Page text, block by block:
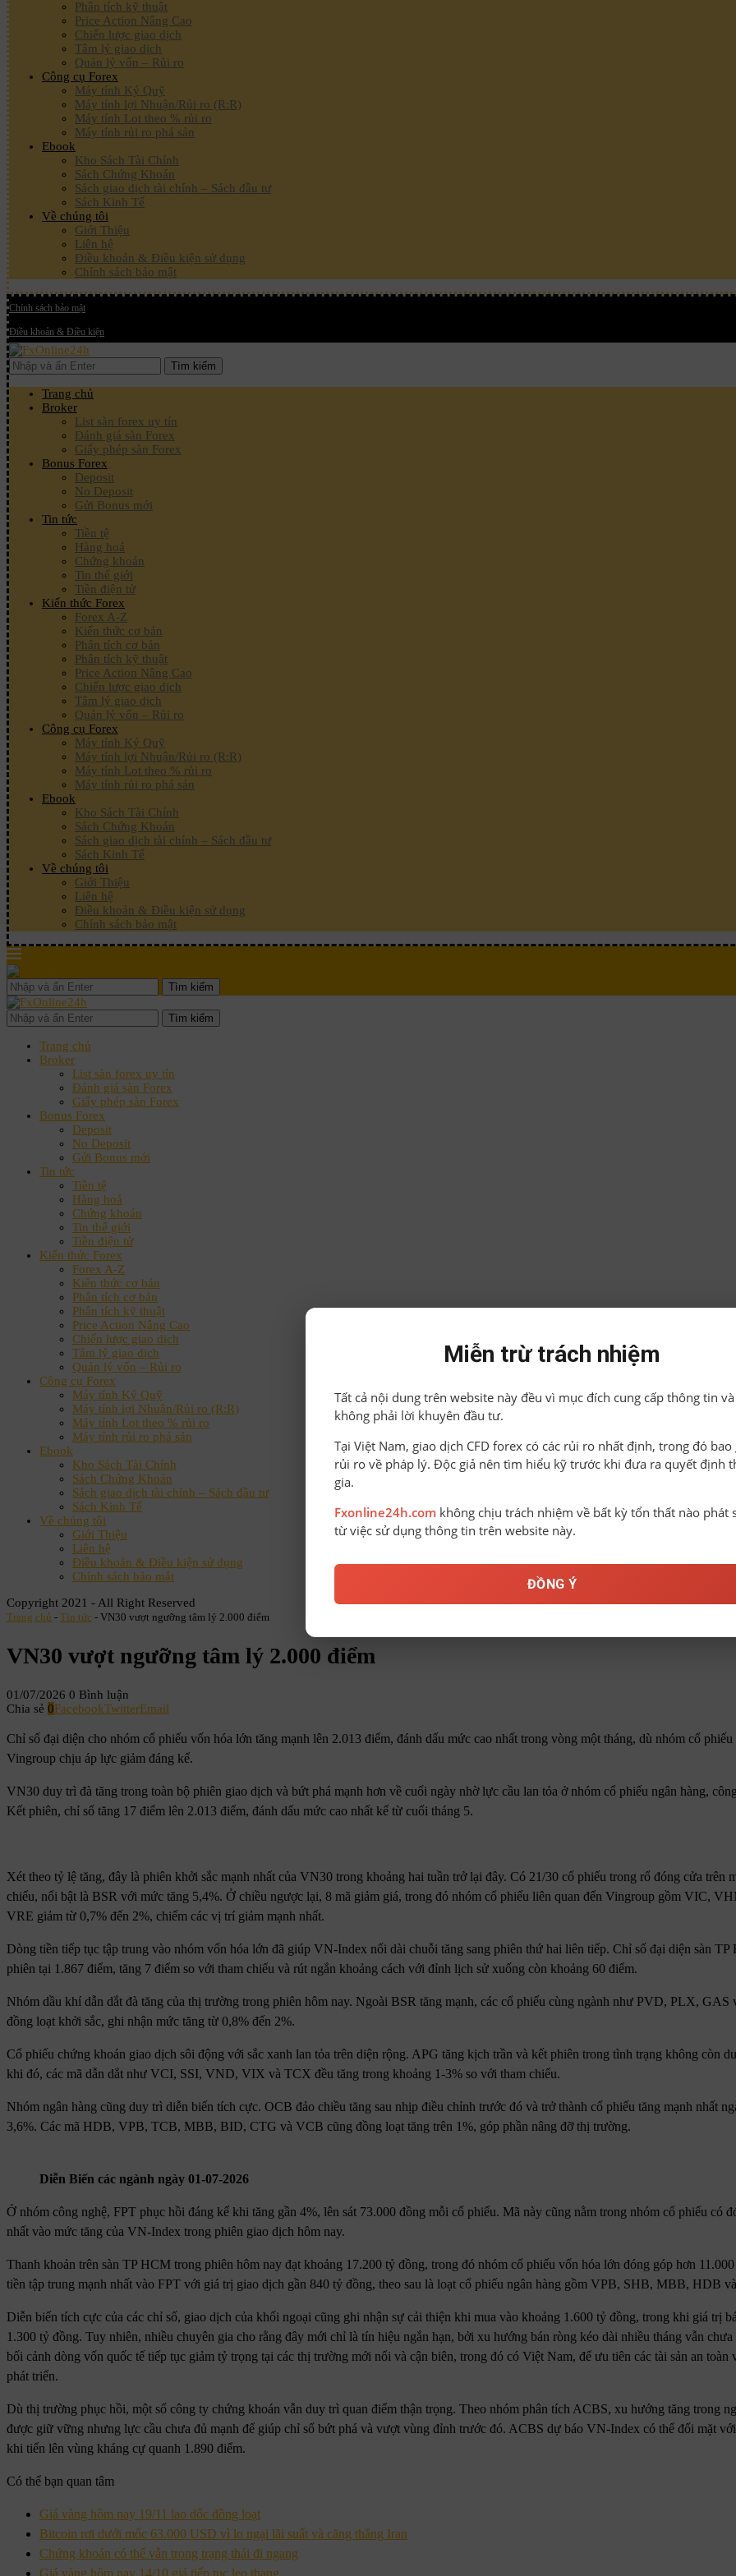
Phân tích kỹ thuật
Price Action Nâng Cao
Chiến lược giao dịch
Tâm lý giao dịch
Quản lý vốn – Rủi ro
Công cụ Forex
Máy tính Ký Quỹ
Máy tính lợi Nhuận/Rủi ro (R:R)
Máy tính Lot theo % rủi ro
Máy tính rủi ro phá sản
Ebook
Kho Sách Tài Chính
Sách Chứng Khoán
Sách giao dịch tài chính – Sách đầu tư
Sách Kinh Tế
Về chúng tôi
Giới Thiệu
Liên hệ
Điều khoản & Điều kiện sử dụng
Chính sách bảo mật
Chính sách bảo mật
Điều khoản & Điều kiện
Tìm kiếm
Trang chủ
Broker
List sàn forex uy tín
Đánh giá sàn Forex
Giấy phép sàn Forex
Bonus Forex
Deposit
No Deposit
Gửi Bonus mới
Tin tức
Tiền tệ
Hàng hoá
Chứng khoán
Tin thế giới
Tiền điện tử
Kiến thức Forex
Forex A-Z
Kiến thức cơ bản
Phân tích cơ bản
Phân tích kỹ thuật
Price Action Nâng Cao
Chiến lược giao dịch
Tâm lý giao dịch
Quản lý vốn – Rủi ro
Công cụ Forex
Máy tính Ký Quỹ
Máy tính lợi Nhuận/Rủi ro (R:R)
Máy tính Lot theo % rủi ro
Máy tính rủi ro phá sản
Ebook
Kho Sách Tài Chính
Sách Chứng Khoán
Sách giao dịch tài chính – Sách đầu tư
Sách Kinh Tế
Về chúng tôi
Giới Thiệu
Liên hệ
Điều khoản & Điều kiện sử dụng
Chính sách bảo mật
Tìm kiếm
Tìm kiếm
Trang chủ
Broker
List sàn forex uy tín
Đánh giá sàn Forex
Giấy phép sàn Forex
Bonus Forex
Deposit
No Deposit
Gửi Bonus mới
Tin tức
Tiền tệ
Hàng hoá
Chứng khoán
Tin thế giới
Tiền điện tử
Kiến thức Forex
Forex A-Z
Kiến thức cơ bản
Phân tích cơ bản
Phân tích kỹ thuật
Price Action Nâng Cao
Chiến lược giao dịch
Tâm lý giao dịch
Quản lý vốn – Rủi ro
Công cụ Forex
Máy tính Ký Quỹ
Máy tính lợi Nhuận/Rủi ro (R:R)
Máy tính Lot theo % rủi ro
Máy tính rủi ro phá sản
Ebook
Kho Sách Tài Chính
Sách Chứng Khoán
Sách giao dịch tài chính – Sách đầu tư
Sách Kinh Tế
Về chúng tôi
Giới Thiệu
Liên hệ
Điều khoản & Điều kiện sử dụng
Chính sách bảo mật
Copyright 2021 - All Right Reserved
Trang chủ - Tin tức - VN30 vượt ngưỡng tâm lý 2.000 điểm
VN30 vượt ngưỡng tâm lý 2.000 điểm
01/07/2026 0 Bình luận
Chia sẻ 0FacebookTwitterEmail
Chỉ số đại diện cho nhóm cổ phiếu vốn hóa lớn tăng mạnh lên 2.013 điểm, đánh dấu mức cao nhất trong vòng một tháng, dù nhóm cổ phiếu
Vingroup chịu áp lực giảm đáng kể.
VN30 duy trì đà tăng trong toàn bộ phiên giao dịch và bứt phá mạnh hơn về cuối ngày nhờ lực cầu lan tỏa ở nhóm cổ phiếu ngân hàng,
Kết phiên, chỉ số tăng 17 điểm lên 2.013 điểm, đánh dấu mức cao nhất kể từ cuối tháng 5.
Xét theo tỷ lệ tăng, đây là phiên khởi sắc mạnh nhất của VN30 trong khoảng hai tuần trở lại đây. Có 21/30 cổ phiếu trong rổ đóng cửa trên
chiếu, nổi bật là BSR với mức tăng 5,4%. Ở chiều ngược lại, 8 mã giảm giá, trong đó nhóm cổ phiếu liên quan đến Vingroup gồm VIC,
VRE giảm từ 0,7% đến 2%, chiếm các vị trí giảm mạnh nhất.
Dòng tiền tiếp tục tập trung vào nhóm vốn hóa lớn đã giúp VN-Index nối dài chuỗi tăng sang phiên thứ hai liên tiếp. Chỉ số đại diện sàn TP
phiên tại 1.867 điểm, tăng 7 điểm so với tham chiếu và rút ngắn khoảng cách với đỉnh lịch sử xuống còn khoảng 60 điểm.
Nhóm dầu khí dẫn dắt đà tăng của thị trường trong phiên hôm nay. Ngoài BSR tăng mạnh, các cổ phiếu cùng ngành như PVD, PLX, GAS
đồng loạt khởi sắc, ghi nhận mức tăng từ 0,8% đến 2%.
Cổ phiếu chứng khoán giao dịch sôi động với sắc xanh lan tỏa trên diện rộng. APG tăng kịch trần và kết phiên trong tình trạng không còn
khi đó, các mã dẫn dắt như VCI, SSI, VND, VIX và TCX đều tăng trong khoảng 1-3% so với tham chiếu.
Nhóm ngân hàng cũng duy trì diễn biến tích cực. OCB đảo chiều tăng sau nhịp điều chỉnh trước đó và trở thành cổ phiếu tăng mạnh nhất
3,6%. Các mã HDB, VPB, TCB, MBB, BID, CTG và VCB cũng đồng loạt tăng trên 1%, góp phần nâng đỡ thị trường.
Diễn Biến các ngành ngày 01-07-2026
Ở nhóm công nghệ, FPT phục hồi đáng kể khi tăng gần 4%, lên sát 73.000 đồng mỗi cổ phiếu. Mã này cũng nằm trong nhóm cổ phiếu có
nhất vào mức tăng của VN-Index trong phiên giao dịch hôm nay.
Thanh khoản trên sàn TP HCM trong phiên hôm nay đạt khoảng 17.200 tỷ đồng, trong đó nhóm cổ phiếu vốn hóa lớn đóng góp hơn
tiền tập trung mạnh nhất vào FPT với giá trị giao dịch gần 840 tỷ đồng, theo sau là loạt cổ phiếu ngân hàng gồm VPB, SHB, MBB, HDB
Diễn biến tích cực của các chỉ số, giao dịch của khối ngoại cũng ghi nhận sự cải thiện khi mua vào khoảng 1.600 tỷ đồng, trong khi giá trị
1.300 tỷ đồng. Tuy nhiên, nhiều chuyên gia cho rằng đây mới chỉ là tín hiệu ngắn hạn, bởi xu hướng bán ròng kéo dài nhiều tháng vẫn
bối cảnh dòng vốn quốc tế tiếp tục giảm tỷ trọng tại các thị trường mới nổi và cận biên, trong đó có Việt Nam, để ưu tiên các tài sản an toàn
phát triển.
Dù thị trường phục hồi, một số công ty chứng khoán vẫn duy trì quan điểm thận trọng. Theo nhóm phân tích ACBS, xu hướng tăng trong
được giữ vững nhưng lực cầu chưa đủ mạnh để giúp chỉ số bứt phá và vượt vùng đỉnh trước đó. ACBS dự báo VN-Index có thể đối mặt
khi tiến lên vùng kháng cự quanh 1.890 điểm.
Có thể bạn quan tâm
Giá vàng hôm nay 19/11 lao dốc đồng loạt
Bitcoin rơi dưới mốc 63.000 USD vì lo ngại lãi suất và căng thẳng Iran
Chứng khoán có thể vẫn trong trạng thái đi ngang
Miễn trừ trách nhiệm
Tất cả nội dung trên website này đều vì mục đích cung cấp thông tin và
không phải lời khuyên đầu tư.
Tại Việt Nam, giao dịch CFD forex có các rủi ro nhất định, trong đó bao
rủi ro về pháp lý. Độc giả nên tìm hiểu kỹ trước khi đưa ra quyết định
gia.
Fxonline24h.com không chịu trách nhiệm về bất kỳ tổn thất nào phát
từ việc sử dụng thông tin trên website này.
ĐỒNG Ý